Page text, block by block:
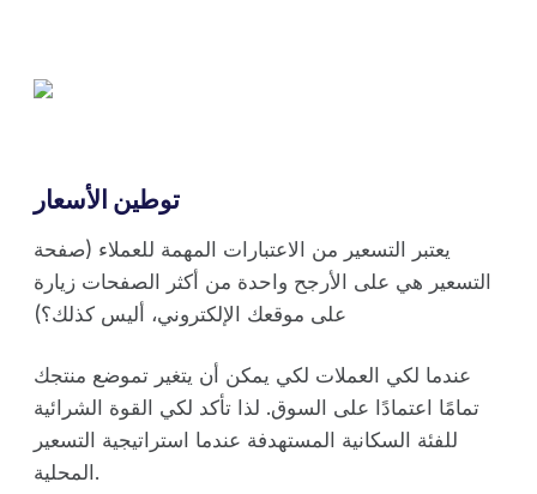
توطين الأسعار
يعتبر التسعير من الاعتبارات المهمة للعملاء (صفحة
التسعير هي على الأرجح واحدة من أكثر الصفحات زيارة
على موقعك الإلكتروني، أليس كذلك؟)
عندما لكي العملات لكي يمكن أن يتغير تموضع منتجك
تمامًا اعتمادًا على السوق. لذا تأكد لكي القوة الشرائية
للفئة السكانية المستهدفة عندما استراتيجية التسعير
المحلية.